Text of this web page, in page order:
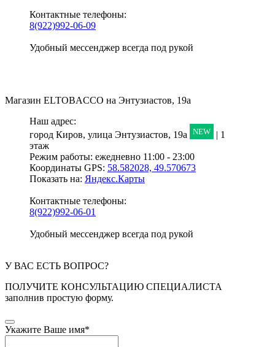
Контактные телефоны:
8(922)992-06-09
Удобный мессенджер всегда под рукой
Магазин ELTOBACCO на Энтузиастов, 19а
Наш адрес:
город Киров, улица Энтузиастов, 19а NEW
| 1
этаж
Режим работы: ежедневно 11:00 - 23:00
Координаты GPS: 58.582028, 49.570673
Показать на: Яндекс.Карты
Контактные телефоны:
8(922)992-06-01
Удобный мессенджер всегда под рукой
У ВАС ЕСТЬ ВОПРОС?
ПОЛУЧИТЕ КОНСУЛЬТАЦИЮ СПЕЦИАЛИСТА
заполнив простую форму.
Укажите Ваше имя*